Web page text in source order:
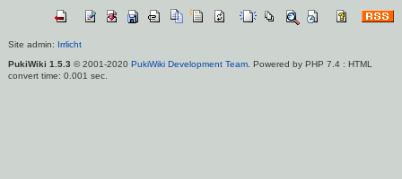
Site admin: Irrlicht
PukiWiki 1.5.3 © 2001-2020 PukiWiki Development Team. Powered by PHP 7.4 : HTML
convert time: 0.001 sec.